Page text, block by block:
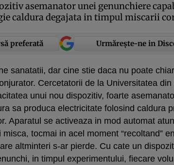
asemanator unei genunchiere
caldura degajata in timpul miscarii
preferată Urmărește-ne in
sanatatii, dar cine stie daca nu poate
Cercetatorii de la Universitatea din
unui nou dispozitiv, foarte
sa produca electricitate folosind caldura
Aparatul se activeaza in mod automat
tocmai in acel moment “recoltand”
altminteri s-ar pierde. Cu cate un
in timpul experimentului, fiecare